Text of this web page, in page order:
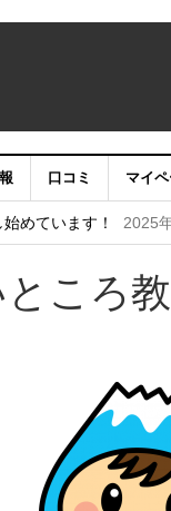
口コミ マイ
旅2025」あなたの心の
めています！ 2025
みずほ台〜ピアノの
伴うサイト・アプリ
ところ